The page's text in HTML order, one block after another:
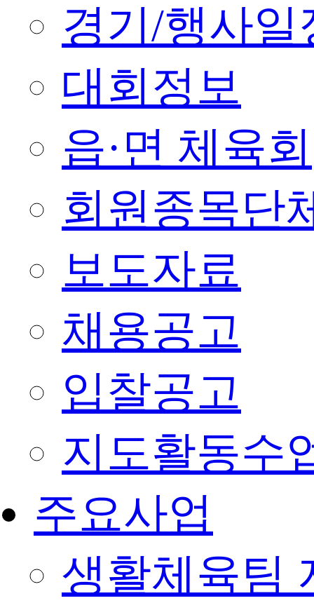
경기/행사일
대회정보
읍·면 체육회
회원종목단
보도자료
채용공고
입찰공고
지도활동수
주요사업
생활체육팀